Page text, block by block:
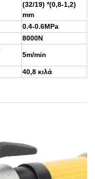
(32/19) *(0,8-1,2)
mm
0.4-0.6MPa
8000N
5m/min
40,8 κιλά